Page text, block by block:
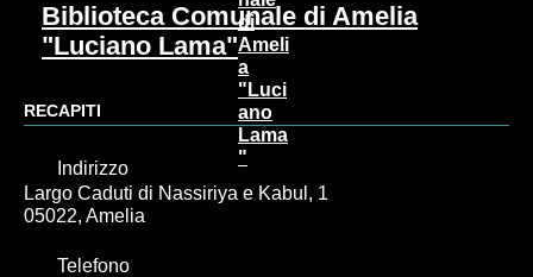
Biblioteca Comunale di Amelia
"Luciano Lama"
RECAPITI
Indirizzo
Largo Caduti di Nassiriya e Kabul, 1
05022, Amelia
Telefono